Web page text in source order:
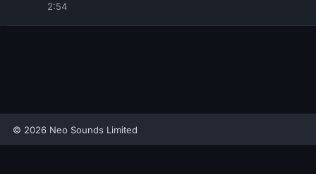
2:54
© 2026 Neo Sounds Limited